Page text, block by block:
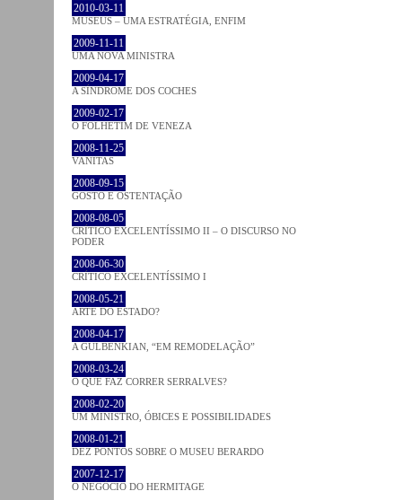
2010-03-11
MUSEUS – UMA ESTRATÉGIA, ENFIM
2009-11-11
UMA NOVA MINISTRA
2009-04-17
A SÍNDROME DOS COCHES
2009-02-17
O FOLHETIM DE VENEZA
2008-11-25
VANITAS
2008-09-15
GOSTO E OSTENTAÇÃO
2008-08-05
CRÍTICO EXCELENTÍSSIMO II – O DISCURSO NO
PODER
2008-06-30
CRÍTICO EXCELENTÍSSIMO I
2008-05-21
ARTE DO ESTADO?
2008-04-17
A GULBENKIAN, “EM REMODELAÇÃO”
2008-03-24
O QUE FAZ CORRER SERRALVES?
2008-02-20
UM MINISTRO, ÓBICES E POSSIBILIDADES
2008-01-21
DEZ PONTOS SOBRE O MUSEU BERARDO
2007-12-17
O NEGÓCIO DO HERMITAGE